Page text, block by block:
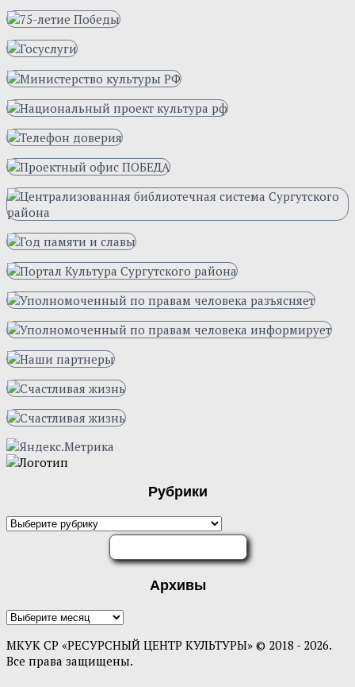
Рубрики
Рубрики
Архивы
Архивы
МКУК СР «РЕСУРСНЫЙ ЦЕНТР КУЛЬТУРЫ» © 2018 - 2026.
Все права защищены.